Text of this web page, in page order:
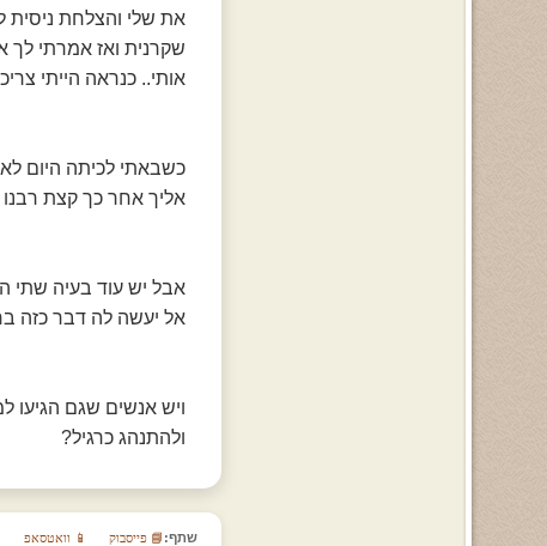
את שלי והצלחת ניסית
שקרנית ואז אמרתי לך
אותי.. כנראה הייתי
כשבאתי לכיתה היום
אליך אחר כך קצת
אבל יש עוד בעיה שתי
אל יעשה לה דבר כזה
ויש אנשים שגם הגיעו
ולהתנהג כרגיל?
שתף: 📘 פייסבוק 📱 וואטסאפ